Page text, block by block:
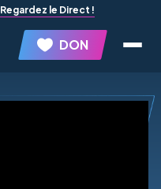
Regardez le Direct !
DON